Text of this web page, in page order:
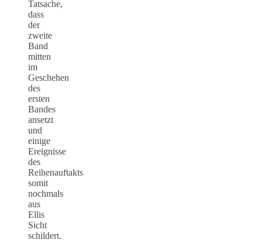
Tatsache,
dass
der
zweite
Band
mitten
im
Geschehen
des
ersten
Bandes
ansetzt
und
einige
Ereignisse
des
Reihenauftakts
somit
nochmals
aus
Ellis
Sicht
schildert.